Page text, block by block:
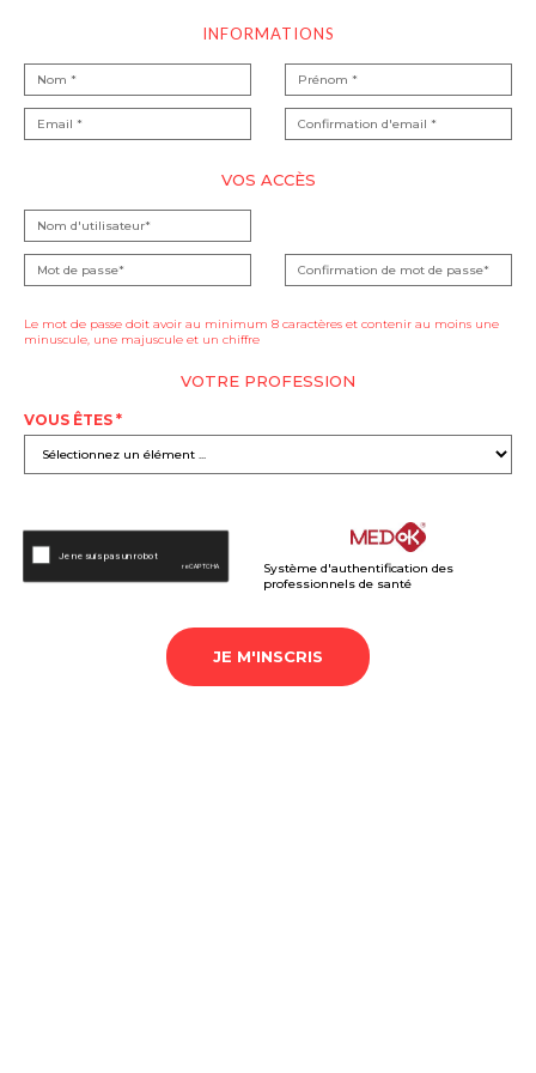
INFORMATIONS
VOS ACCÈS
Le mot de passe doit avoir au minimum 8 caractères et contenir au moins une
minuscule, une majuscule et un chiffre
VOTRE PROFESSION
VOUS ÊTES *
Système d'authentification des
professionnels de santé
JE M'INSCRIS